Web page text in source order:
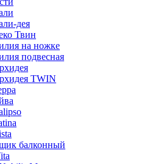
дея
Твин
на ножке
подвесная
TWIN
балконный